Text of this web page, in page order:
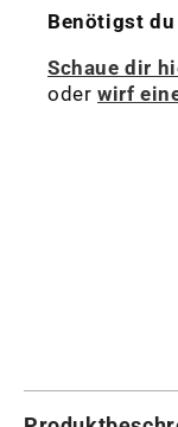
Benötigst
Schaue dir
oder wirf